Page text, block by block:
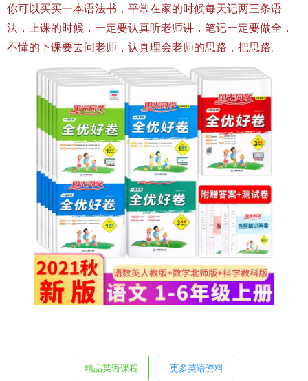
你可以买买一本语法书，平常在家的时候每天记两三条语
法，上课的时候，一定要认真听老师讲，笔记一定要做全，
不懂的下课要去问老师，认真理会老师的思路，把思路。
精品英语课程 更多英语资料